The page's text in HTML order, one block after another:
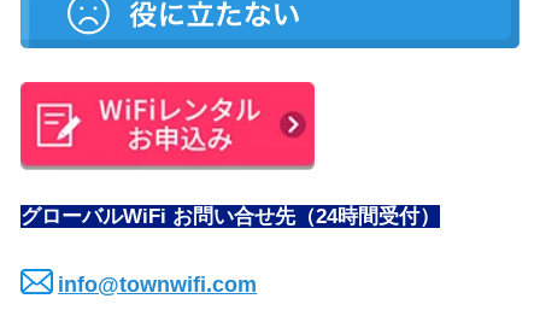
グローバルWiFi お問い合せ先（24時間受付）
info@townwifi.com